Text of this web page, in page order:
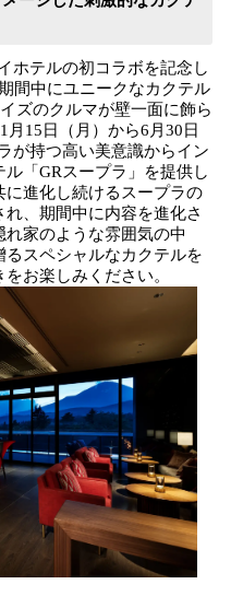
ホテルの初コラボを記念し
間中にユニークなカクテル
ズのクルマが壁一面に飾ら
月15日（月）から6月30日
が持つ高い美意識からイン
「GRスープラ」を提供し
に進化し続けるスープラの
、期間中に内容を進化さ
家のような雰囲気の中
スペシャルなカクテルを
お楽しみください。